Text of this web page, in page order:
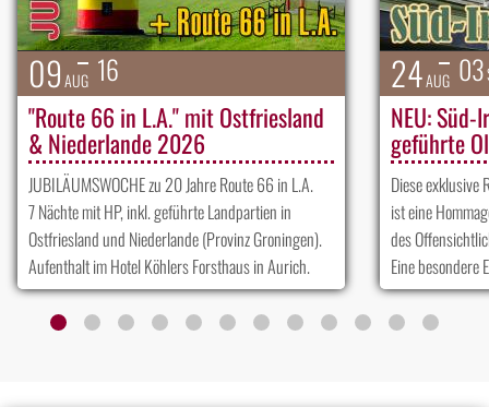
09AUG 16
"Route 66 in L.A." mit Ostfriesland
& Niederlande 2026
JUBILÄUMSWOCHE zu 20 Jahre Route 66 in L.A.
7 Nächte mit HP, inkl. geführte Landpartien in
Ostfriesland und Niederlande (Provinz Groningen).
Aufenthalt im Hotel Köhlers Forsthaus in Aurich.
24AUG 03
NEU:
geführte
Diese exklusive
ist eine
des
Eine besondere